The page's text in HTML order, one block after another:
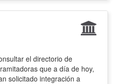
el directorio de
que a día de hoy,
solicitado integración a